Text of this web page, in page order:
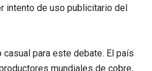
intento de uso publicitario del
casual para este debate. El país
mundiales de cobre,